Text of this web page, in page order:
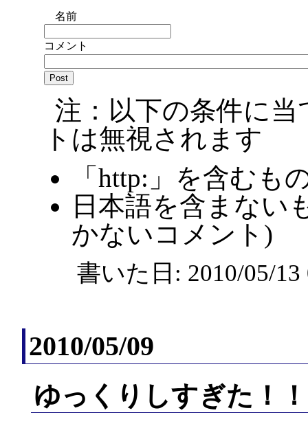
名前
コメント
注：以下の条件に
トは無視されます
「http:」を含むも
日本語を含まない
かないコメント)
書いた日: 2010/05/
2010/05/09
ゆっくりしすぎた！！